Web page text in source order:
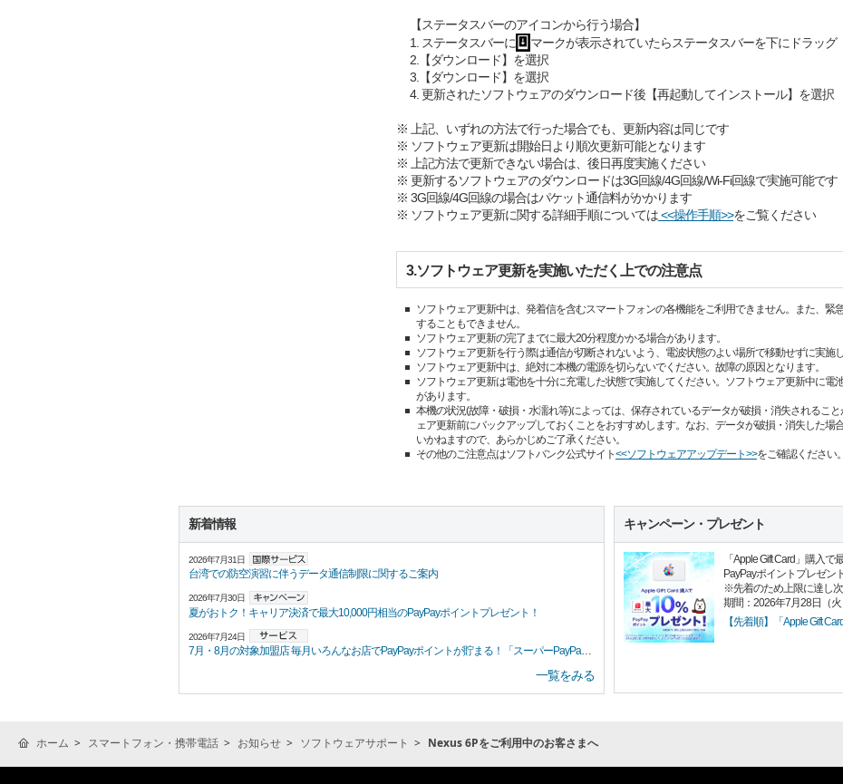
【ステータスバーのアイコンから行う場合】
1. ステータスバーに
マークが表示されていたらステータスバーを下にドラッグ
2.【ダウンロード】を選択
3.【ダウンロード】を選択
4. 更新されたソフトウェアのダウンロード後【再起動してインストール】を選択
※ 上記、いずれの方法で行った場合でも、更新内容は同じです
※ ソフトウェア更新は開始日より順次更新可能となります
※ 上記方法で更新できない場合は、後日再度実施ください
※ 更新するソフトウェアのダウンロードは3G回線/4G回線/Wi-Fi回線で実施可能です
※ 3G回線/4G回線の場合はパケット通信料がかかります
※ ソフトウェア更新に関する詳細手順については<<操作手順>>をご覧ください
3.ソフトウェア更新を実施いただく上での注意点
ソフトウェア更新中は、発着信を含むスマートフォンの各機能をご利用できません。また、緊
することもできません。
ソフトウェア更新の完了までに最大20分程度かかる場合があります。
ソフトウェア更新を行う際は通信が切断されないよう、電波状態のよい場所で移動せずに実施し
ソフトウェア更新中は、絶対に本機の電源を切らないでください。故障の原因となります。
ソフトウェア更新は電池を十分に充電した状態で実施してください。ソフトウェア更新中に電
があります。
本機の状況(故障・破損・水濡れ等)によっては、保存されているデータが破損・消失されるこ
ェア更新前にバックアップしておくことをおすすめします。なお、データが破損・消失した場
いかねますので、あらかじめご了承ください。
その他のご注意点はソフトバンク公式サイト<<ソフトウェアアップデート>>をご確認ください。
新着情報
2026年7月31日
台湾での防空演習に伴うデータ通信制限に関するご案内
2026年7月30日
夏がおトク！キャリア決済で最大10,000円相当のPayPayポイントプレゼント！
2026年7月24日
7月・8月の対象加盟店 毎月いろんなお店でPayPayポイントが貯まる！「スーパーPayPayクーポン」
一覧をみる
キャンペーン・プレゼント
「Apple Gift Card」購入
PayPayポイントプレゼン
※先着のため上限に達し次
期間：2026年7月28日（
【先着順】「Apple Gift
ホーム スマートフォン・携帯電話 お知らせ ソフトウェアサポート Nexus 6Pをご利用中のお客さまへ